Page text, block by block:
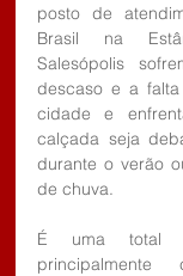
posto de
Brasil na
Salesópolis
descaso e a
cidade e
calçada seja
durante o verão
de chuva.
É uma total